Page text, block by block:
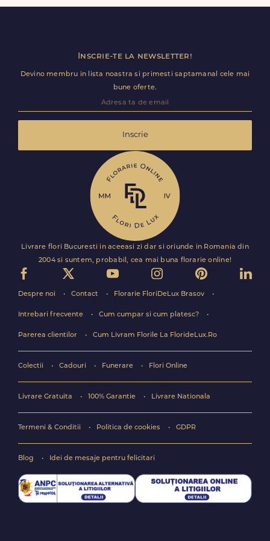
premium direct in cosul de cumparaturi.
Inscrie-te la newsletter!
Devino membru in lista noastra si primesti saptamanal cele mai
bune oferte.
Inscrie
Livrare flori Bucuresti in aceeasi zi dar si oriunde in Romania din
2004 si suntem, probabil, cea mai buna florarie online!
Despre noi Contact Florarie FloriDeLux Brasov
Intrebari frecvente Cum cumpar si cum platesc?
Parerea clientilor Cum Livram Florile La FlorideLux.Ro
Colectii Cadouri Funerare Flori Online
Livrare Gratuita 100% Garantie Livrare Nationala
Termeni & Conditii Politica de cookies GDPR
Blog Idei de mesaje pentru felicitari